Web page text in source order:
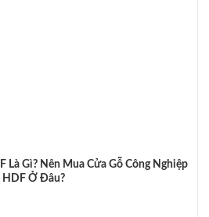
Là Gì? Nên Mua Cửa Gỗ Công Nghiệp
HDF Ở Đâu?